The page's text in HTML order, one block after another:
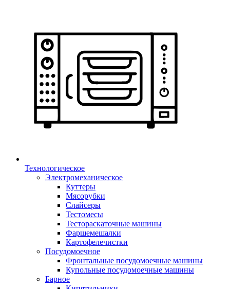
Технологическое
Электромеханическое
Куттеры
Мясорубки
Слайсеры
Тестомесы
Тестораскаточные машины
Фаршемешалки
Картофелечистки
Посудомоечное
Фронтальные посудомоечные машины
Купольные посудомоечные машины
Барное